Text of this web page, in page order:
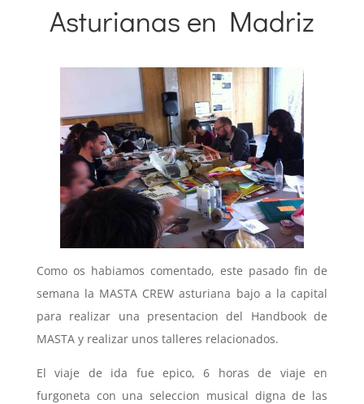
24 enero 2014| Artivismo ,Participación, Proyectos
Asturianas en Madriz
Como os habiamos comentado, este pasado fin de
semana la MASTA CREW asturiana bajo a la capital
para realizar una presentacion del Handbook de
MASTA y realizar unos talleres relacionados.
El viaje de ida fue epico, 6 horas de viaje en
furgoneta con una seleccion musical digna de las